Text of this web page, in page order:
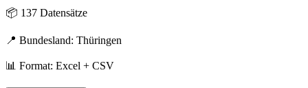
📦 137 Datensätze
📍 Bundesland: Thüringen
📊 Format: Excel + CSV